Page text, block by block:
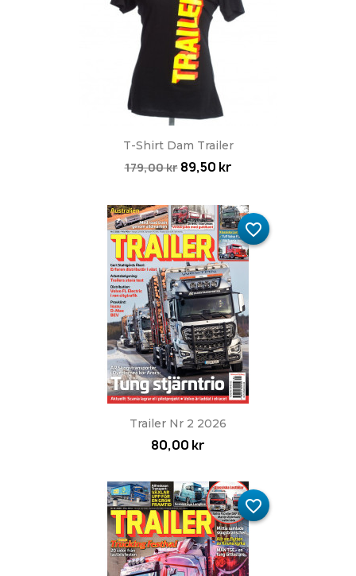
T-Shirt Dam Trailer
179,00 kr 89,50 kr
Trailer Nr 2 2026
80,00 kr
favorite_border
favorite_border